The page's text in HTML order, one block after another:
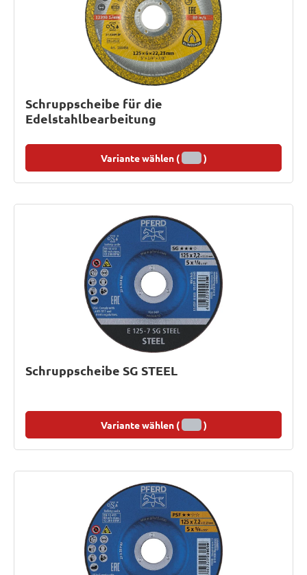
Schruppscheibe für die
Edelstahlbearbeitung
Variante wählen ( )
Schruppscheibe SG STEEL
Variante wählen ( )